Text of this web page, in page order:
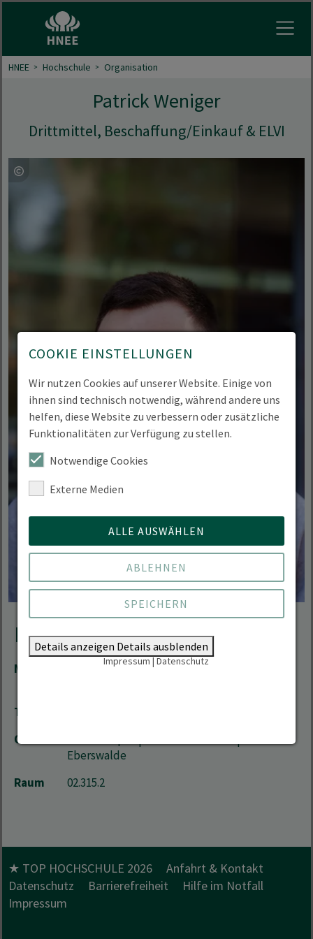
HNEE Hochschule Organisation
Patrick Weniger
Drittmittel, Beschaffung/Einkauf & ELVI
Kontakt
Mail Patrick.Weniger(at)hnee.de,
Telefon
Ort
Eberswalde
Raum
02.315.2
★ TOP HOCHSCHULE 2026
Anfahrt & Kontakt
Datenschutz
Barrierefreiheit
Hilfe im Notfall
Impressum
COOKIE EINSTELLUNGEN
Wir nutzen Cookies auf unserer Website. Einige von
ihnen sind technisch notwendig, während andere uns
helfen, diese Website zu verbessern oder zusätzliche
Funktionalitäten zur Verfügung zu stellen.
Notwendige Cookies
Externe Medien
ALLE AUSWÄHLEN
ABLEHNEN
SPEICHERN
Details anzeigen Details ausblenden
Impressum|Datenschutz